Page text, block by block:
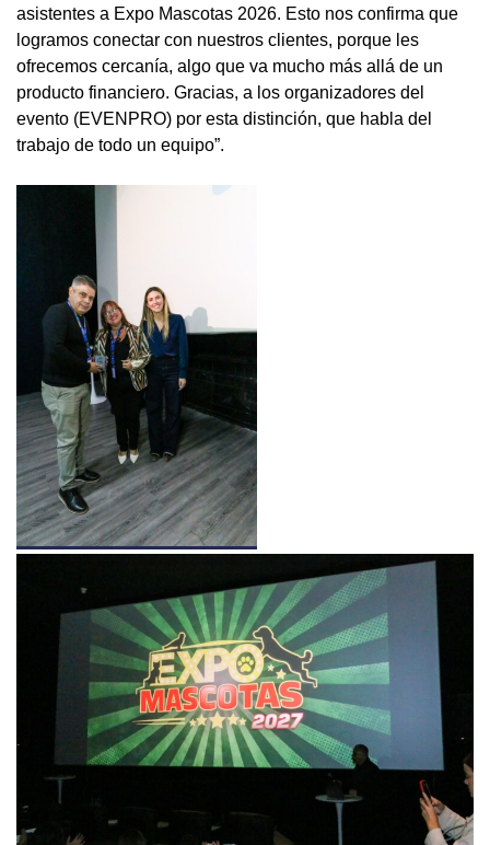
asistentes a Expo Mascotas 2026. Esto nos confirma que
logramos conectar con nuestros clientes, porque les
ofrecemos cercanía, algo que va mucho más allá de un
producto financiero. Gracias, a los organizadores del
evento (EVENPRO) por esta distinción, que habla del
trabajo de todo un equipo”.